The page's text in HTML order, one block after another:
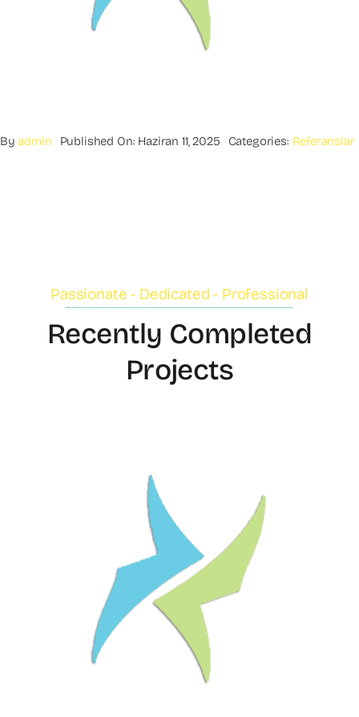
Byadmin Published On: Haziran 11, 2025 Categories: Referanslar
Passionate - Dedicated - Professional
Recently Completed
Projects